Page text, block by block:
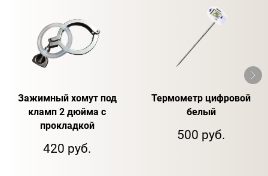
Зажимный хомут под
кламп 2 дюйма с
прокладкой
420 руб.
Термометр цифровой
белый
500 руб.